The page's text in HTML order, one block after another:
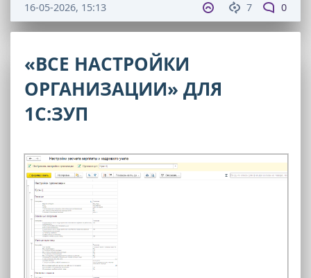
7 0
16-05-2026, 15:13
«ВСЕ НАСТРОЙКИ
ОРГАНИЗАЦИИ» ДЛЯ
1С:ЗУП